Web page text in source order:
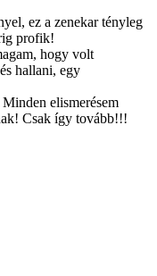
ez a zenekar tényleg
profik!
hogy volt
hallani, egy
elismerésem
Csak így tovább!!!